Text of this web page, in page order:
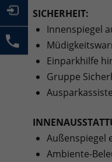
SICHERHEIT:
Innenspiegel
Einparkhilfe
Gruppe
Außenspiegel
Ambiente-